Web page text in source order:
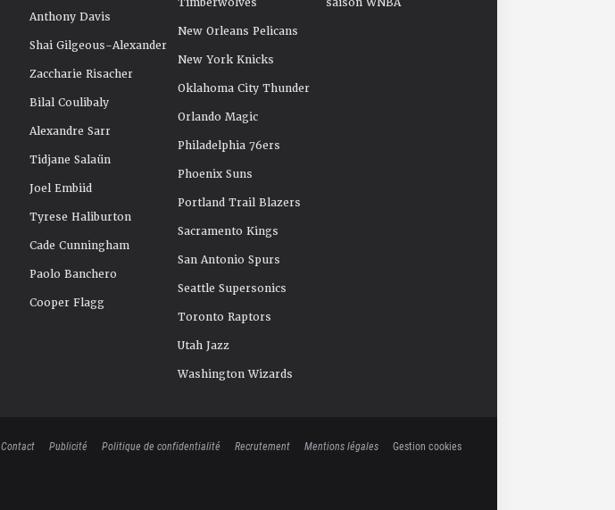
Anthony Davis
Shai Gilgeous-Alexander
Zaccharie Risacher
Bilal Coulibaly
Alexandre Sarr
Tidjane Salaün
Joel Embiid
Tyrese Haliburton
Cade Cunningham
Paolo Banchero
Cooper Flagg
New Orleans Pelicans
New York Knicks
Oklahoma City Thunder
Orlando Magic
Philadelphia 76ers
Phoenix Suns
Portland Trail Blazers
Sacramento Kings
San Antonio Spurs
Seattle Supersonics
Toronto Raptors
Utah Jazz
Washington Wizards
Contact Publicité Politique de confidentialité Recrutement Mentions légales Gestion cookies